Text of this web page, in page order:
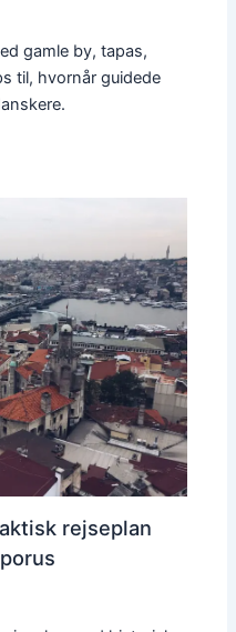
gamle by, tapas,
til, hvornår guidede
rejseplan